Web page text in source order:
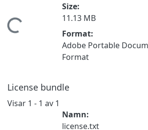
Size:
11.13 MB
Format:
Adobe Portable
Format
License bundle
Visar 1 - 1 av 1
Namn:
license.txt